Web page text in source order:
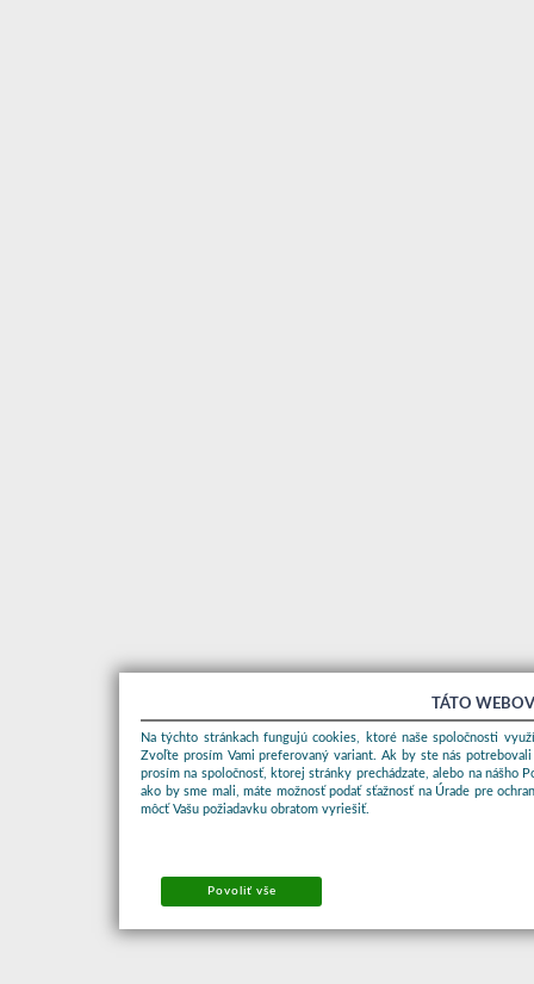
TÁTO
Na týchto stránkach fungujú cookies, ktoré naše spoločnosti
Zvoľte prosím Vami preferovaný variant. Ak by ste nás
prosím na spoločnosť, ktorej stránky prechádzate, alebo na nášho
ako by sme mali, máte možnosť podať sťažnosť na Úrade pre
môcť Vašu požiadavku obratom vyriešiť.
Povoliť vše